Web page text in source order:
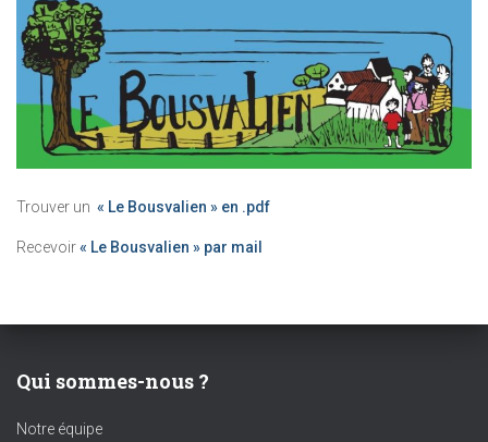
Trouver un « Le Bousvalien » en .pdf
Recevoir« Le Bousvalien » par mail
Qui sommes-nous ?
Notre équipe